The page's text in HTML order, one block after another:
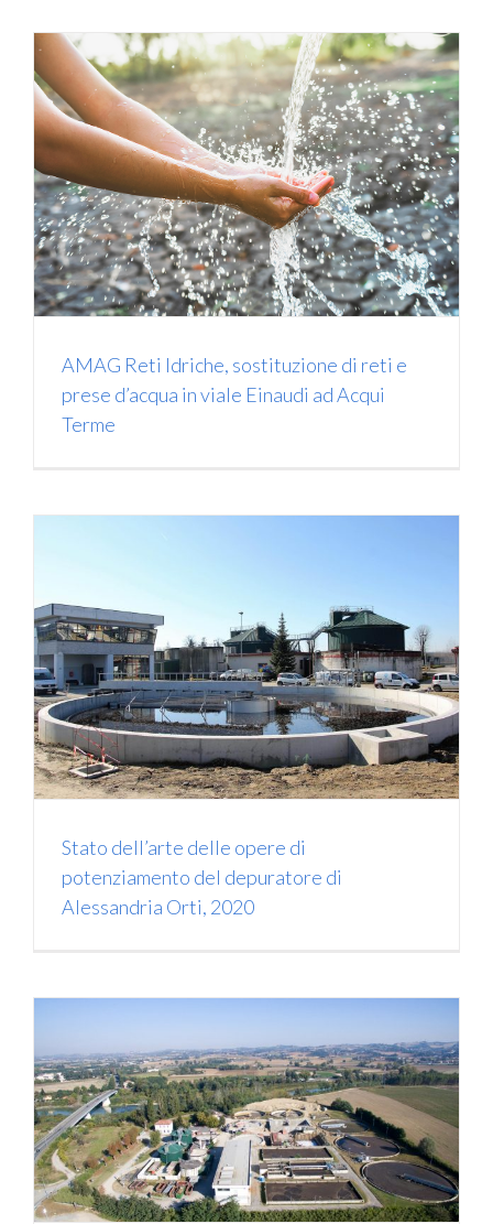
AMAG Reti Idriche, sostituzione di reti e
prese d’acqua in viale Einaudi ad Acqui
Terme
Stato dell’arte delle opere di
potenziamento del depuratore di
Alessandria Orti, 2020